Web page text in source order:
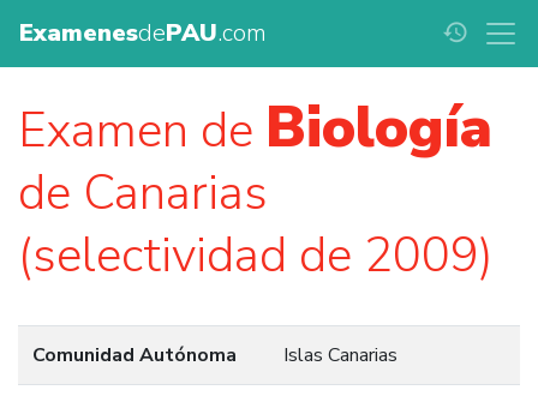
ExamenesdePAU.com history
Examen de Biología
de Canarias
(selectividad de 2009)
Comunidad Autónoma Islas Canarias